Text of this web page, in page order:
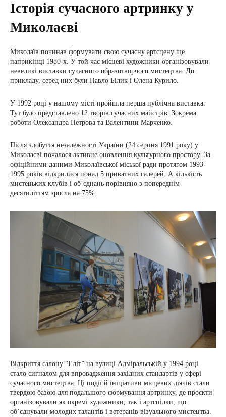
Історія сучасного артринку у
Миколаєві
Миколаїв починав формувати свою сучасну артсцену ще
наприкінці 1980-х. У той час місцеві художники організовували
невеликі виставки сучасного образотворчого мистецтва. До
прикладу, серед них були Павло Білик і Олена Курило.
У 1992 році у нашому місті пройшла перша публічна виставка.
Тут було представлено 12 творів сучасних майстрів. Зокрема
роботи Олександра Петрова та Валентини Марченко.
Після здобуття незалежності України (24 серпня 1991 року) у
Миколаєві почалося активне оновлення культурного простору. За
офіційними даними Миколаївської міської ради протягом 1993-
1995 років відкрилися понад 5 приватних галерей. А кількість
мистецьких клубів і об’єднань порівняно з попереднім
десятиліттям зросла на 75%.
Відкриття салону “Еліт” на вулиці Адміральській у 1994 році
стало сигналом для впровадження західних стандартів у сфері
сучасного мистецтва. Ці події й ініціативи місцевих діячів стали
твердою базою для подальшого формування артринку, де проєкти
організовували як окремі художники, так і артспілки, що
об’єднували молодих талантів і ветеранів візуального мистецтва.